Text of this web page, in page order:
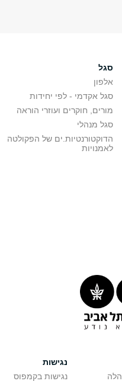
סגל
אלפון
סגל אקדמי - לפי יחידות
מורים, חוקרים ועוזרי הוראה
סגל מנהלי
הדוקטורנטיות.ים של הפקולטה
לאמנויות
נגישות
נגישות בקמפוס